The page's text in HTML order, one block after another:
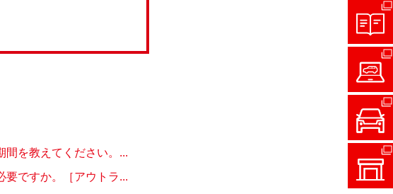
間を教えてください。...
要ですか。［アウトラ...